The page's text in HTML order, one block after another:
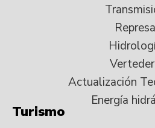
Represa
Actualización
Energía
Turismo